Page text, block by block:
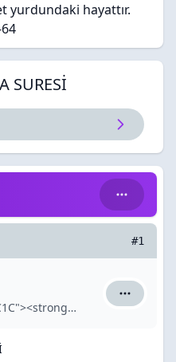
yurdundaki hayattır.
SURESİ
#1
<span style="color: #1C1C1C"><strong>Kayıtsız</strong></span> Kayıtsız